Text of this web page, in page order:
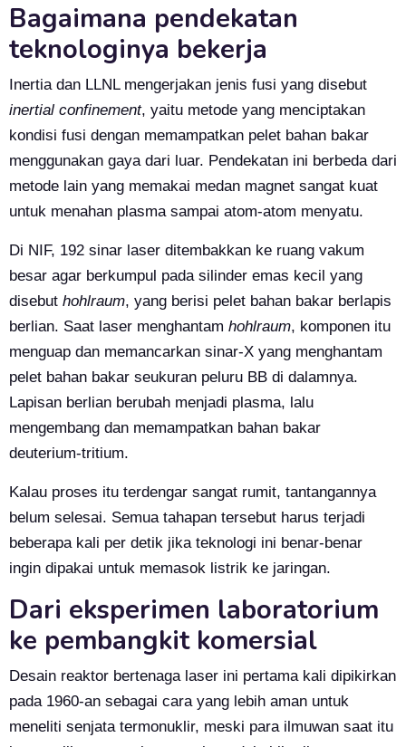
Bagaimana pendekatan
teknologinya bekerja
Inertia dan LLNL mengerjakan jenis fusi yang disebut
inertial confinement, yaitu metode yang menciptakan
kondisi fusi dengan memampatkan pelet bahan bakar
menggunakan gaya dari luar. Pendekatan ini berbeda dari
metode lain yang memakai medan magnet sangat kuat
untuk menahan plasma sampai atom-atom menyatu.
Di NIF, 192 sinar laser ditembakkan ke ruang vakum
besar agar berkumpul pada silinder emas kecil yang
disebut hohlraum, yang berisi pelet bahan bakar berlapis
berlian. Saat laser menghantam hohlraum, komponen itu
menguap dan memancarkan sinar-X yang menghantam
pelet bahan bakar seukuran peluru BB di dalamnya.
Lapisan berlian berubah menjadi plasma, lalu
mengembang dan memampatkan bahan bakar
deuterium-tritium.
Kalau proses itu terdengar sangat rumit, tantangannya
belum selesai. Semua tahapan tersebut harus terjadi
beberapa kali per detik jika teknologi ini benar-benar
ingin dipakai untuk memasok listrik ke jaringan.
Dari eksperimen laboratorium
ke pembangkit komersial
Desain reaktor bertenaga laser ini pertama kali dipikirkan
pada 1960-an sebagai cara yang lebih aman untuk
meneliti senjata termonuklir, meski para ilmuwan saat itu